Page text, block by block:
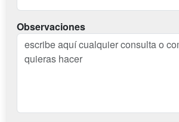
Observaciones